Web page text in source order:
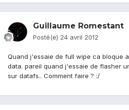
Guillaume Romestant
Posté(e) 24 avril 2012
Quand j'essaie de full wipe ca bloque
data. pareil quand j'essaie de flasher
sur datafs.. Comment faire ? :/